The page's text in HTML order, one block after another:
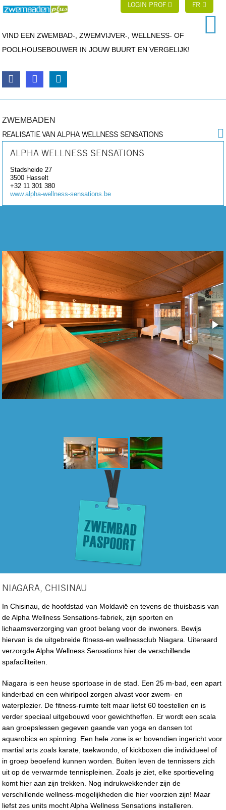
LOGIN PROF FR
VIND EEN ZWEMBAD-, ZWEMVIJVER-, WELLNESS- OF
POOLHOUSEBOUWER IN JOUW BUURT EN VERGELIJK!
ZWEMBADEN
REALISATIE VAN ALPHA WELLNESS SENSATIONS
ALPHA WELLNESS SENSATIONS
Stadsheide 27
3500 Hasselt
+32 11 301 380
www.alpha-wellness-sensations.be
NIAGARA, CHISINAU
In Chisinau, de hoofdstad van Moldavië en tevens de thuisbasis van
de Alpha Wellness Sensations-fabriek, zijn sporten en
lichaamsverzorging van groot belang voor de inwoners. Bewijs
hiervan is de uitgebreide fitness-en wellnessclub Niagara. Uiteraard
verzorgde Alpha Wellness Sensations hier de verschillende
spafaciliteiten.
Niagara is een heuse sportoase in de stad. Een 25 m-bad, een apart
kinderbad en een whirlpool zorgen alvast voor zwem- en
waterplezier. De fitness-ruimte telt maar liefst 60 toestellen en is
verder speciaal uitgebouwd voor gewichtheffen. Er wordt een scala
aan groepslessen gegeven gaande van yoga en dansen tot
aquarobics en spinning. Een hele zone is er bovendien ingericht voor
martial arts zoals karate, taekwondo, of kickboxen die individueel of
in groep beoefend kunnen worden. Buiten leven de tennissers zich
uit op de verwarmde tennispleinen. Zoals je ziet, elke sportieveling
komt hier aan zijn trekken. Nog indrukwekkender zijn de
verschillende wellness-mogelijkheden die hier voorzien zijn! Maar
liefst zes units mocht Alpha Wellness Sensations installeren.